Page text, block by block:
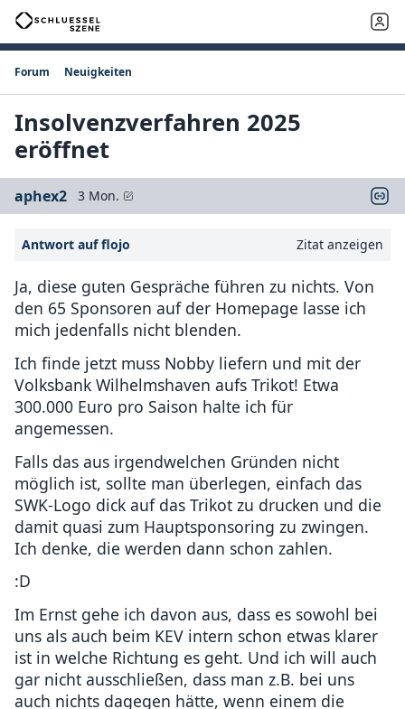
Forum Neuigkeiten
Insolvenzverfahren 2025
eröffnet
aphex2 3 Mon.
Antwort auf flojo Zitat anzeigen
Ja, diese guten Gespräche führen zu nichts. Von
den 65 Sponsoren auf der Homepage lasse ich
mich jedenfalls nicht blenden.
Ich finde jetzt muss Nobby liefern und mit der
Volksbank Wilhelmshaven aufs Trikot! Etwa
300.000 Euro pro Saison halte ich für
angemessen.
Falls das aus irgendwelchen Gründen nicht
möglich ist, sollte man überlegen, einfach das
SWK-Logo dick auf das Trikot zu drucken und die
damit quasi zum Hauptsponsoring zu zwingen.
Ich denke, die werden dann schon zahlen.
:D
Im Ernst gehe ich davon aus, dass es sowohl bei
uns als auch beim KEV intern schon etwas klarer
ist in welche Richtung es geht. Und ich will auch
gar nicht ausschließen, dass man z.B. bei uns
auch nichts dagegen hätte, wenn einem die